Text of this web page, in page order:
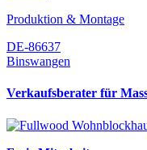
Produktion & Montage
DE-86637
Binswangen
Verkaufsberater für